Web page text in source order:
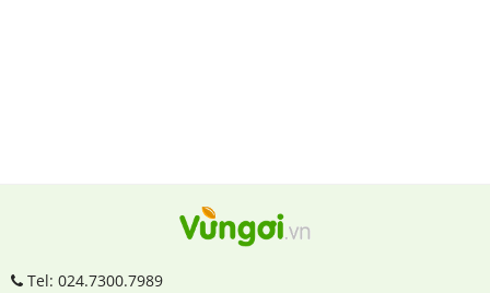
Tel: 024.7300.7989